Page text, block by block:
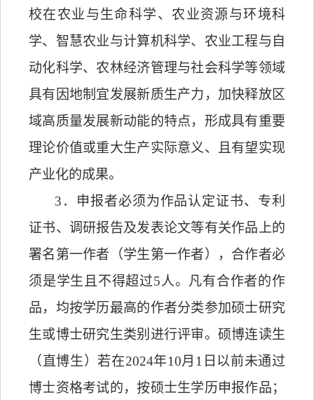
校在农业与生命科学、农业资源与环境科
学、智慧农业与计算机科学、农业工程与自
动化科学、农林经济管理与社会科学等领域
具有因地制宜发展新质生产力，加快释放区
域高质量发展新动能的特点，形成具有重要
理论价值或重大生产实际意义、且有望实现
产业化的成果。
3 ．
申报者必须为作品认定证书、专利
证书、调研报告及发表论文等有关作品上的
署名第一作者（学生第一作者），合作者必
须是学生且不得超过5人。凡有合作者的作
品，均按学历最高的作者分类参加硕士研究
生或博士研究生类别进行评审。硕博连读生
（直博生）若在2024年10月 1 日以前未通过
博士资格考试的，按硕士生学历申报作品；